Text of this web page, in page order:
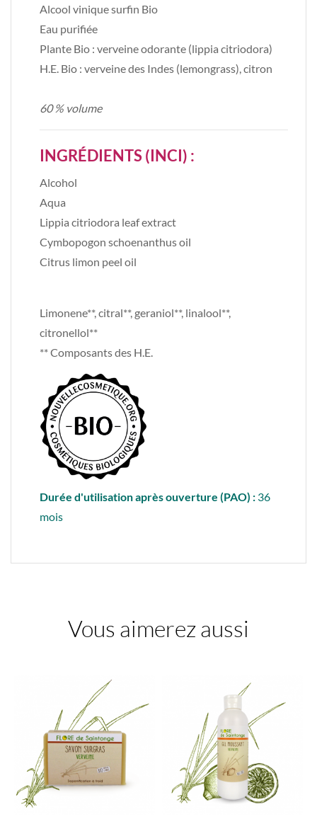
Alcool vinique surfin Bio
Eau purifiée
Plante Bio : verveine odorante (lippia citriodora)
H.E. Bio : verveine des Indes (lemongrass), citron
60 % volume
INGRÉDIENTS (INCI) :
Alcohol
Aqua
Lippia citriodora leaf extract
Cymbopogon schoenanthus oil
Citrus limon peel oil
Limonene**, citral**, geraniol**, linalool**,
citronellol**
** Composants des H.E.
Durée d'utilisation après ouverture (PAO) : 36
mois
Vous aimerez aussi